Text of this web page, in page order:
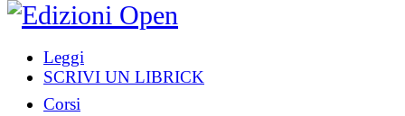
Leggi
SCRIVI UN LIBRICK
Corsi